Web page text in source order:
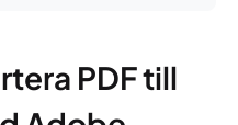
PDF till